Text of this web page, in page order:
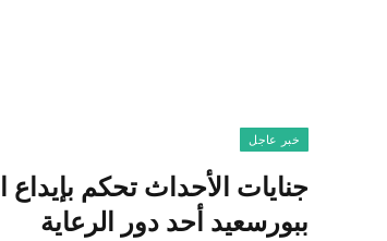
خبر عاجل
جنايات الأحداث تحكم
ببورسعيد أحد دور الرعاية